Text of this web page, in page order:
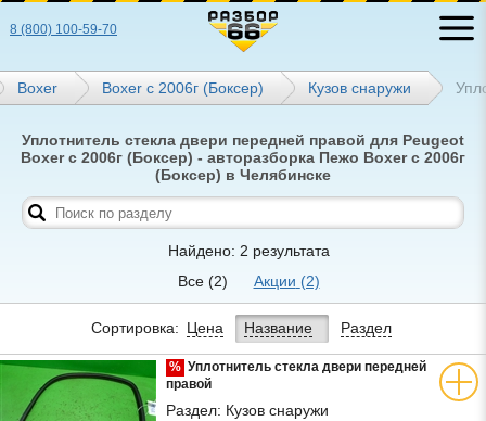
8 (800) 100-59-70
Boxer Boxer с 2006г (Боксер) Кузов снаружи
Уплотнитель стекла двери передней правой для Peugeot
Boxer с 2006г (Боксер) - авторазборка Пежо Boxer с 2006г
(Боксер) в Челябинске
Найдено: 2 результата
Все (2) Акции (2)
Сортировка: Цена Название Раздел
% Уплотнитель стекла двери передней
правой
Раздел: Кузов снаружи